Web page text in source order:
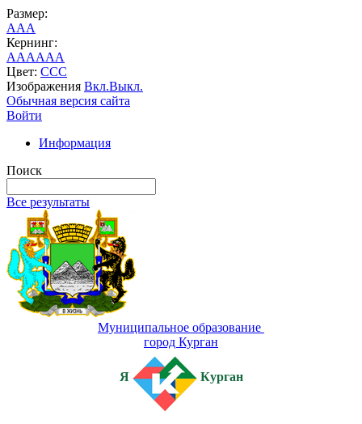
Размер:
AAA
Кернинг:
AAAAAA
Цвет: CCC
Изображения Вкл.Выкл.
Обычная версия сайта
Войти
Информация
Поиск
Все результаты
Муниципальное образование
город Курган
Я Курган